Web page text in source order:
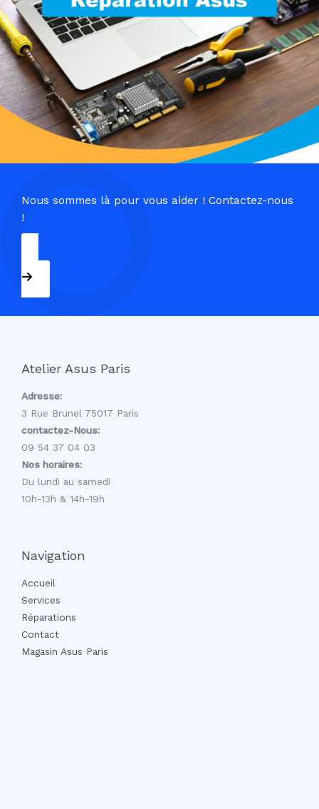
Nous sommes là pour vous aider ! Contactez-nous
!
09 54 37 04 03
Atelier Asus Paris
Adresse:
3 Rue Brunel 75017 Paris
contactez-Nous:
09 54 37 04 03
Nos horaires:
Du lundi au samedi
10h-13h & 14h-19h
Navigation
Accueil
Services
Réparations
Contact
Magasin Asus Paris